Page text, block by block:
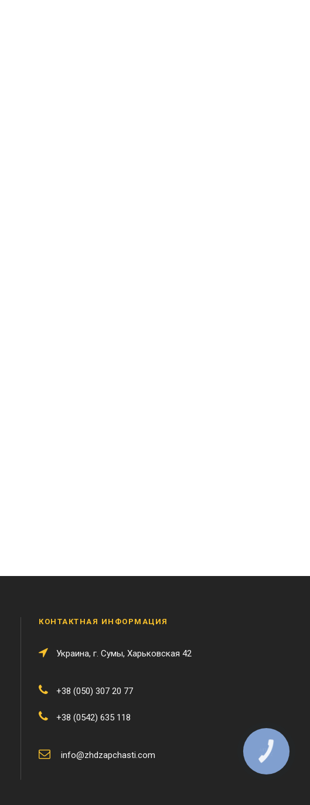
КОНТАКТНАЯ ИНФОРМАЦИЯ
Украина, г. Сумы, Харьковская 42
+38 (050) 307 20 77
+38 (0542) 635 118
info@zhdzapchasti.com
КНОПКА
ЗВ'ЯЗКУ